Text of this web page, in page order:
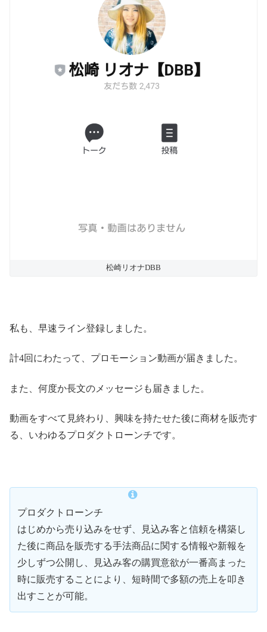
松崎リオナDBB
私も、早速ライン登録しました。
計4回にわたって、プロモーション動画が届きました。
また、何度か長文のメッセージも届きました。
動画をすべて見終わり、興味を持たせた後に商材を販売す
る、いわゆるプロダクトローンチです。
プロダクトローンチ
はじめから売り込みをせず、見込み客と信頼を構築し
た後に商品を販売する手法商品に関する情報や新報を
少しずつ公開し、見込み客の購買意欲が一番高まった
時に販売することにより、短時間で多額の売上を叩き
出すことが可能。